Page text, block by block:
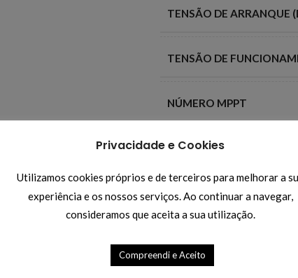
TENSÃO DE ARRANQUE
TENSÃO DE
NÚMERO MPPT
COMUNICAÇÃO
MEDIDOR DE CONSUMOS
Privacidade e Cookies
Utilizamos cookies próprios e de terceiros para melhorar a
experiência e os nossos serviços. Ao continuar a navegar,
consideramos que aceita a sua utilização.
Compreendi e Aceito